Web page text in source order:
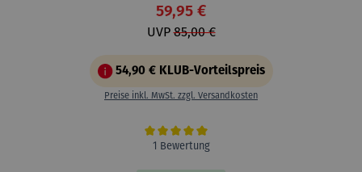
59,95 €
UVP85,00 €
54,90 € KLUB-Vorteilspreis
Preise inkl. MwSt. zzgl. Versandkosten
Durchschnittliche Bewertung von 5 von 5 Sternen
1 Bewertung